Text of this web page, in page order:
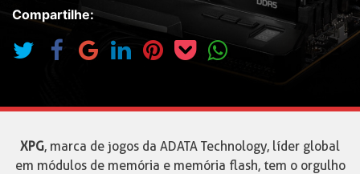
Compartilhe:
XPG, marca de jogos da ADATA Technology, líder global
em módulos de memória e memória flash, tem o orgulho